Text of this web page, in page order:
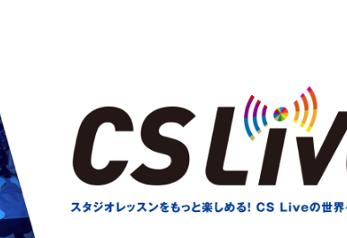
automatically translated into
English. Click the link below (start
automatic translation) to return to
the top page.
However, if you use an automatic
version of this website will be